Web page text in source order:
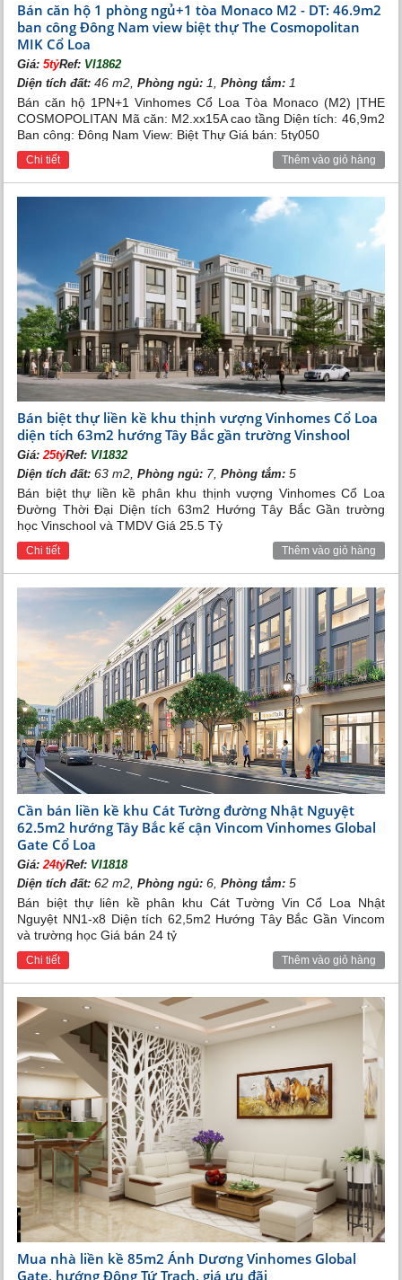
Bán căn hộ 1 phòng ngủ+1 tòa Monaco M2 - DT: 46.9m2
ban công Đông Nam view biệt thự The Cosmopolitan
MIK Cổ Loa
Giá:5tỷRef: VI1862
Diện tích đất: 46 m2,Phòng ngủ: 1,Phòng tắm: 1
Bán căn hộ 1PN+1 Vinhomes Cổ Loa Tòa Monaco (M2) |THE
COSMOPOLITAN Mã căn: M2.xx15A cao tầng Diện tích: 46,9m2
Ban công: Đông Nam View: Biệt Thự Giá bán: 5ty050
Chi tiết Thêm vào giỏ hàng
Bán biệt thự liền kề khu thịnh vượng Vinhomes Cổ Loa
diện tích 63m2 hướng Tây Bắc gần trường Vinshool
Giá:25tỷRef: VI1832
Diện tích đất: 63 m2,Phòng ngủ: 7,Phòng tắm: 5
Bán biệt thự liền kề phân khu thịnh vượng Vinhomes Cổ Loa
Đường Thời Đại Diện tích 63m2 Hướng Tây Bắc Gần trường
học Vinschool và TMDV Giá 25.5 Tỷ
Chi tiết Thêm vào giỏ hàng
Cần bán liền kề khu Cát Tường đường Nhật Nguyệt
62.5m2 hướng Tây Bắc kế cận Vincom Vinhomes Global
Gate Cổ Loa
Giá:24tỷRef: VI1818
Diện tích đất: 62 m2,Phòng ngủ: 6,Phòng tắm: 5
Bán biệt thự liên kề phân khu Cát Tường Vin Cổ Loa Nhật
Nguyệt NN1-x8 Diện tích 62,5m2 Hướng Tây Bắc Gần Vincom
và trường học Giá bán 24 tỷ
Chi tiết Thêm vào giỏ hàng
Mua nhà liền kề 85m2 Ánh Dương Vinhomes Global
Gate, hướng Đông Tứ Trạch, giá ưu đãi